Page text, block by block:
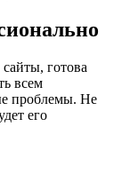
готова
всем
проблемы. Не
его